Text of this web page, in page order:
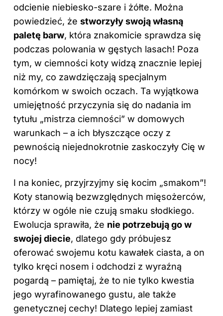
odcienie niebiesko-szare i żółte. Można
powiedzieć, że stworzyły swoją własną
paletę barw, która znakomicie sprawdza się
podczas polowania w gęstych lasach! Poza
tym, w ciemności koty widzą znacznie lepiej
niż my, co zawdzięczają specjalnym
komórkom w swoich oczach. Ta wyjątkowa
umiejętność przyczynia się do nadania im
tytułu „mistrza ciemności” w domowych
warunkach – a ich błyszczące oczy z
pewnością niejednokrotnie zaskoczyły Cię w
nocy!
I na koniec, przyjrzyjmy się kocim „smakom”!
Koty stanowią bezwzględnych mięsożerców,
którzy w ogóle nie czują smaku słodkiego.
Ewolucja sprawiła, że nie potrzebują go w
swojej diecie, dlatego gdy próbujesz
oferować swojemu kotu kawałek ciasta, a on
tylko kręci nosem i odchodzi z wyraźną
pogardą – pamiętaj, że to nie tylko kwestia
jego wyrafinowanego gustu, ale także
genetycznej cechy! Dlatego lepiej zamiast